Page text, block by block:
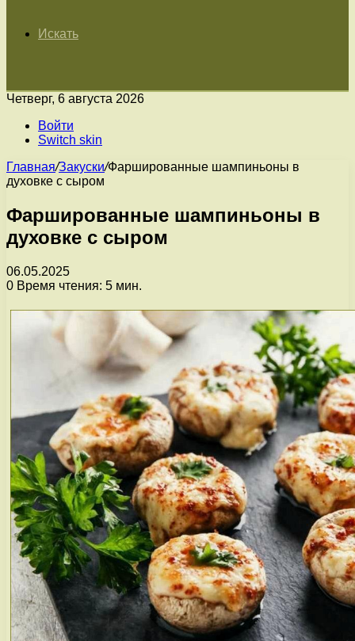
Искать
Четверг, 6 августа 2026
Войти
Switch skin
Главная/Закуски/Фаршированные шампиньоны в
духовке с сыром
Фаршированные шампиньоны в
духовке с сыром
06.05.2025
0 Время чтения: 5 мин.